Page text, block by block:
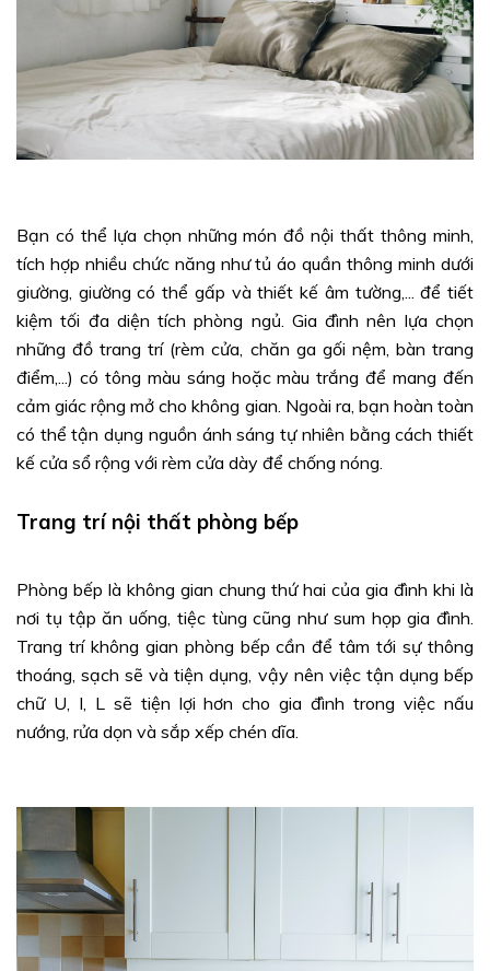
Bạn có thể lựa chọn những món đồ nội thất thông minh,
tích hợp nhiều chức năng như tủ áo quần thông minh dưới
giường, giường có thể gấp và thiết kế âm tường,... để tiết
kiệm tối đa diện tích phòng ngủ. Gia đình nên lựa chọn
những đồ trang trí (rèm cửa, chăn ga gối nệm, bàn trang
điểm,...) có tông màu sáng hoặc màu trắng để mang đến
cảm giác rộng mở cho không gian. Ngoài ra, bạn hoàn toàn
có thể tận dụng nguồn ánh sáng tự nhiên bằng cách thiết
kế cửa sổ rộng với rèm cửa dày để chống nóng.
Trang trí nội thất phòng bếp
Phòng bếp là không gian chung thứ hai của gia đình khi là
nơi tụ tập ăn uống, tiệc tùng cũng như sum họp gia đình.
Trang trí không gian phòng bếp cần để tâm tới sự thông
thoáng, sạch sẽ và tiện dụng, vậy nên việc tận dụng bếp
chữ U, I, L sẽ tiện lợi hơn cho gia đình trong việc nấu
nướng, rửa dọn và sắp xếp chén dĩa.